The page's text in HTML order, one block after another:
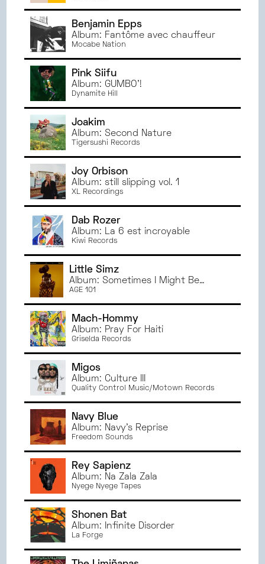
AVRIL
2023
MARS
2023
FÉVRIER
JANVIER2023
JUIN
2022
MAI2022
AVRIL
MARS
2022
Benjamin Epps
Album: Fantôme avec chauffeur
Mocabe Nation
Pink Siifu
Album: GUMBO'!
Dynamite Hill
Joakim
Album: Second Nature
Tigersushi Records
Joy Orbison
Album: still slipping vol. 1
XL Recordings
Dab Rozer
Album: La 6 est incroyable
Kiwi Records
Little Simz
Album: Sometimes I Might Be
Introvert
AGE 101
Mach-Hommy
Album: Pray For Haiti
Griselda Records
Migos
Album: Culture III
Quality Control Music/Motown Records
Navy Blue
Album: Navy's Reprise
Freedom Sounds
Rey Sapienz
Album: Na Zala Zala
Nyege Nyege Tapes
Shonen Bat
Album: Infinite Disorder
La Forge